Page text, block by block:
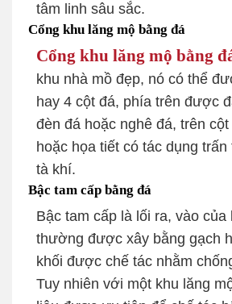
tâm linh sâu sắc.
Cổng khu lăng mộ bằng đá
Cổng khu lăng mộ bằng
khu nhà mồ đẹp, nó có thể
hay 4 cột đá, phía trên được
đèn đá hoặc nghê đá, trên
hoặc họa tiết có tác dụng
tà khí.
Bậc tam cấp bằng đá
Bậc tam cấp là lối ra, vào của
thường được xây bằng gạch
khối được chế tác nhằm
Tuy nhiên với một khu lăng